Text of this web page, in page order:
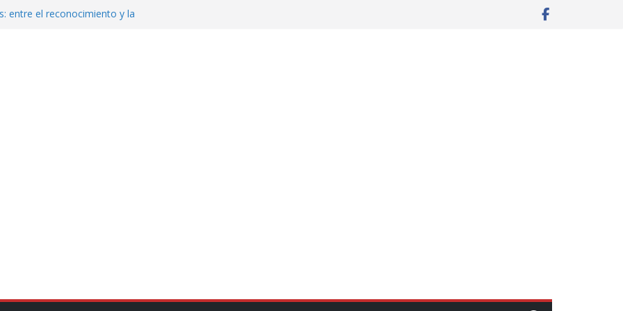
entre el reconocimiento y la
punzante a cuatro hombres